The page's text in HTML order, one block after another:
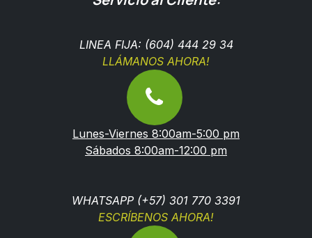
LINEA FIJA: (604) 444 29 34
LLÁMANOS AHORA!
Lunes-Viernes 8:00am-5:00 pm
Sábados 8:00am-12:00 pm
WHATSAPP (+57) 301 770 3391
ESCRÍBENOS AHORA!